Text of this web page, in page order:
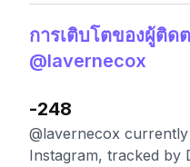
การเติบโตของผู้ติด
@lavernecox
-248
@lavernecox
Instagram, tracked by